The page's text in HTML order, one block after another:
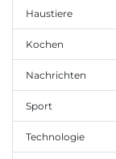
Haustiere
Kochen
Nachrichten
Sport
Technologie